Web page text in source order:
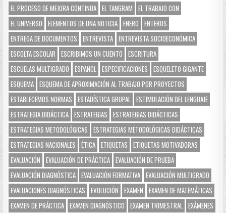
EL PROCESO DE MEJORA CONTINUA EL TANGRAM
EL TRABAJO CON
EL UNIVERSO
ELEMENTOS DE UNA NOTICIA ENERO
ENTEROS
ENTREGA DE DOCUMENTOS
ENTREVISTA ENTREVISTA SOCIOECONÓMICA
ESCOLTA ESCOLAR
ESCRIBIMOS UN CUENTO
ESCRITURA
ESCUELAS MULTIGRADO
ESPAÑOL ESPECIFICACIONES
ESQUELETO GIGANTE
ESQUEMA ESQUEMA DE APROXIMACIÓN AL TRABAJO POR PROYECTOS
ESTABLECEMOS NORMAS
ESTADÍSTICA GRUPAL ESTIMULACIÓN DEL LENGUAJE
ESTRATEGIA DIDÁCTICA ESTRATEGIAS
ESTRATEGIAS DIDÁCTICAS
ESTRATEGIAS METODOLÓGICAS
ESTRATEGIAS METODOLÓGICAS DIDÁCTICAS
ESTRATEGIAS NACIONALES
ÉTICA ETIQUETAS
ETIQUETAS MOTIVADORAS
EVALUACIÓN
EVALUACIÓN DE PRÁCTICA EVALUACIÓN DE PRUEBA
EVALUACIÓN DIAGNÓSTICA EVALUACIÓN FORMATIVA EVALUACIÓN MULTIGRADO
EVALUACIONES DIAGNÓSTICAS
EVOLUCIÓN EXAMEN
EXAMEN DE MATEMÁTICAS
EXAMEN DE PRÁCTICA EXAMEN DIAGNÓSTICO EXAMEN TRIMESTRAL EXÁMENES